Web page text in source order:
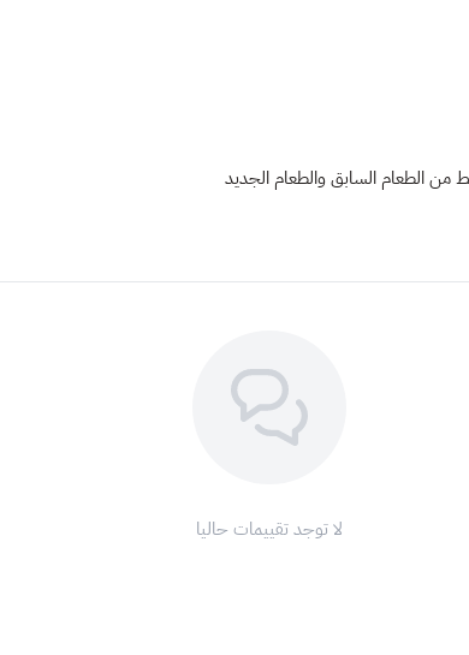
من الطعام السابق والطعام الجديد
لا توجد تقييمات حاليا